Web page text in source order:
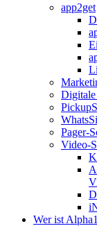
app2get
Digitale
Pager-
Video-
Wer ist